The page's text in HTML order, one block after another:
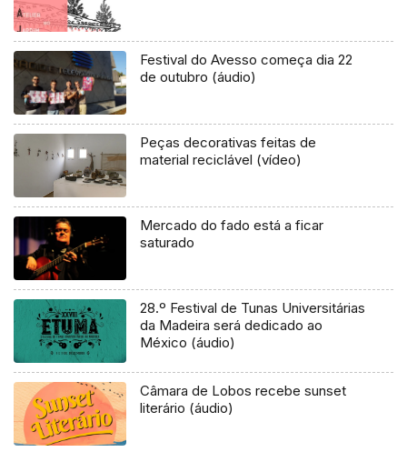
Festival do Avesso começa dia 22
de outubro (áudio)
Peças decorativas feitas de
material reciclável (vídeo)
Mercado do fado está a ficar
saturado
28.º Festival de Tunas Universitárias
da Madeira será dedicado ao
México (áudio)
Câmara de Lobos recebe sunset
literário (áudio)